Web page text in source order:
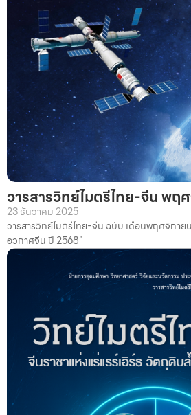
วารสารวิทย์ไมตรีไทย-จีน พฤ
23 ธันวาคม 2025
วารสารวิทย์ไมตรีไทย-จีน ฉบับ เดือนพฤศจิกาย
อวกาศจีน ปี 2568”